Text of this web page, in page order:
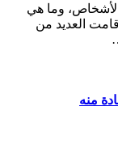
وما هي
العديد من